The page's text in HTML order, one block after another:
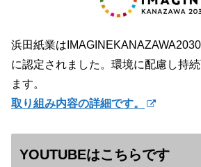
浜田紙業は
に認定されました。環境に配慮し持
ます。
取り組み内容の詳細です。
YOUTUBEはこちらです